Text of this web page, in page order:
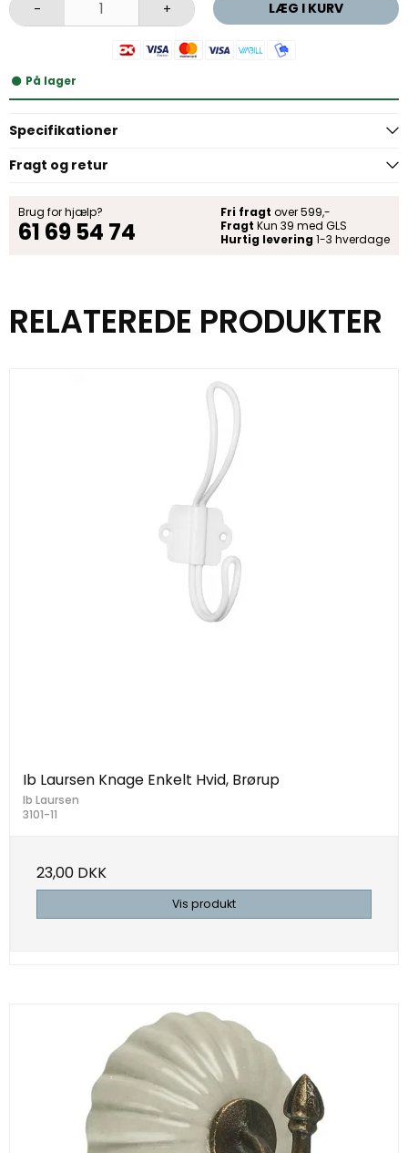
- + LÆG I KURV
På lager
Specifikationer
Fragt og retur
Brug for hjælp?
61 69 54 74
Fri fragt over 599,-
Fragt Kun 39 med GLS
Hurtig levering 1-3 hverdage
RELATEREDE PRODUKTER
Ib Laursen Knage Enkelt Hvid, Brørup
Ib Laursen
3101-11
23,00 DKK
Vis produkt